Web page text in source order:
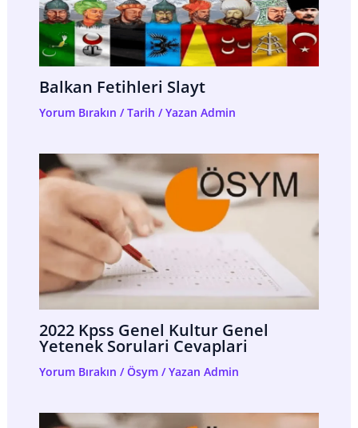
Balkan Fetihleri Slayt
Yorum Bırakın /Tarih / Yazan Admin
2022 Kpss Genel Kultur Genel
Yetenek Sorulari Cevaplari
Yorum Bırakın /Ösym/ Yazan Admin